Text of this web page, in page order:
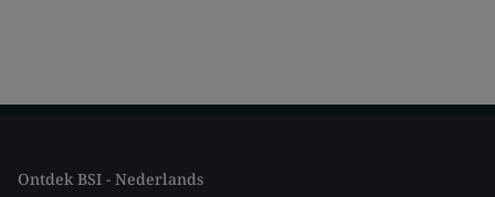
Ontdek BSI - Nederlands